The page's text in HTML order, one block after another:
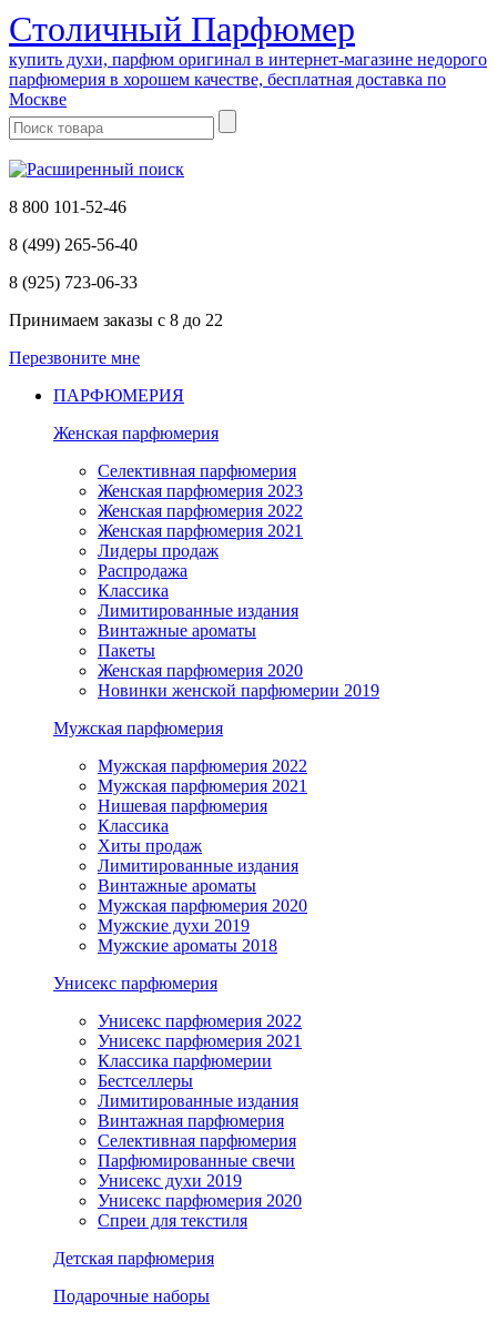
Cтоличный Парфюмер
купить духи, парфюм оригинал в интернет-магазине недорого
парфюмерия в хорошем качестве, бесплатная доставка по
Москве
8 800 101-52-46
8 (499) 265-56-40
8 (925) 723-06-33
Принимаем заказы с 8 до 22
Перезвоните мне
ПАРФЮМЕРИЯ
Женская парфюмерия
Селективная парфюмерия
Женская парфюмерия 2023
Женская парфюмерия 2022
Женская парфюмерия 2021
Лидеры продаж
Распродажа
Классика
Лимитированные издания
Винтажные ароматы
Пакеты
Женская парфюмерия 2020
Новинки женской парфюмерии 2019
Мужская парфюмерия
Мужская парфюмерия 2022
Мужская парфюмерия 2021
Нишевая парфюмерия
Классика
Хиты продаж
Лимитированные издания
Винтажные ароматы
Мужская парфюмерия 2020
Мужские духи 2019
Мужские ароматы 2018
Унисекс парфюмерия
Унисекс парфюмерия 2022
Унисекс парфюмерия 2021
Классика парфюмерии
Бестселлеры
Лимитированные издания
Винтажная парфюмерия
Селективная парфюмерия
Парфюмированные свечи
Унисекс духи 2019
Унисекс парфюмерия 2020
Спреи для текстиля
Детская парфюмерия
Подарочные наборы